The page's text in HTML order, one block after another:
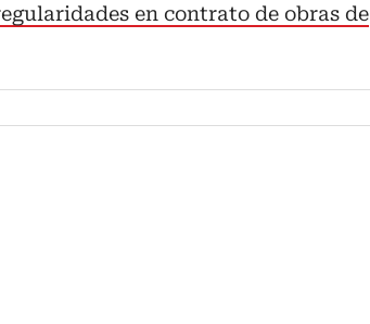
en contrato de obras de